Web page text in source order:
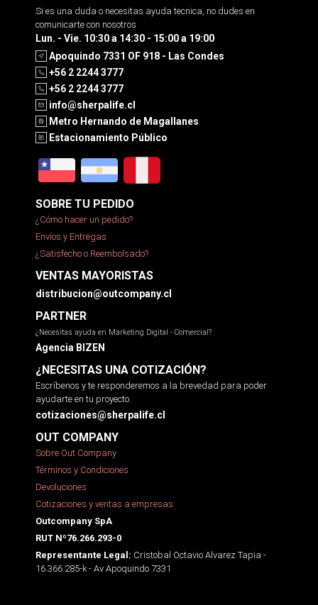
Si es una duda o necesitas ayuda tecnica, no dudes en
comunicarte con nosotros
Lun. - Vie. 10:30 a 14:30 - 15:00 a 19:00
Apoquindo 7331 OF 918 - Las Condes
+56 2 2244 3777
+56 2 2244 3777
info@sherpalife.cl
Metro Hernando de Magallanes
Estacionamiento Público
SOBRE TU PEDIDO
¿Cómo hacer un pedido?
Envíos y Entregas
¿Satisfecho o Reembolsado?
VENTAS MAYORISTAS
distribucion@outcompany.cl
PARTNER
¿Necesitas ayuda en Marketing Digital - Comercial?
Agencia BIZEN
¿NECESITAS UNA COTIZACIÓN?
Escríbenos y te responderemos a la brevedad para poder
ayudarte en tu proyecto.
cotizaciones@sherpalife.cl
OUT COMPANY
Sobre Out Company
Términos y Condiciones
Devoluciones
Cotizaciones y ventas a empresas
Outcompany SpA
RUT Nº76.266.293-0
Representante Legal: Cristobal Octavio Alvarez Tapia -
16.366.285-k - Av Apoquindo 7331